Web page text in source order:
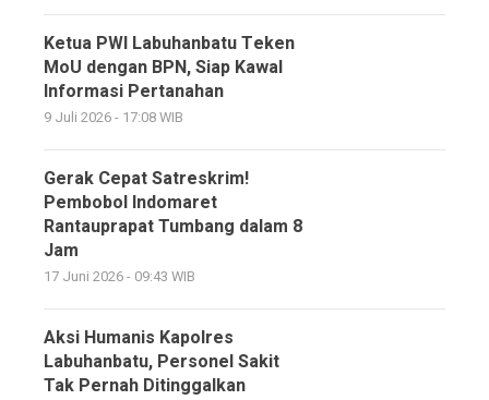
Ketua PWI Labuhanbatu Teken
MoU dengan BPN, Siap Kawal
Informasi Pertanahan
9 Juli 2026 - 17:08 WIB
Gerak Cepat Satreskrim!
Pembobol Indomaret
Rantauprapat Tumbang dalam 8
Jam
17 Juni 2026 - 09:43 WIB
Aksi Humanis Kapolres
Labuhanbatu, Personel Sakit
Tak Pernah Ditinggalkan